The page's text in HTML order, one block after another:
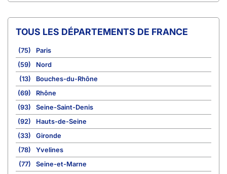
TOUS LES DÉPARTEMENTS DE FRANCE
(75)
Paris
(59)
Nord
(13)
Bouches-du-Rhône
(69)
Rhône
(93)
Seine-Saint-Denis
(92)
Hauts-de-Seine
(33)
Gironde
(78)
Yvelines
(77)
Seine-et-Marne